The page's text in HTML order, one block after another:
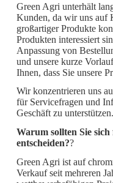
Green Agri unterhält
Kunden, da wir uns auf
großartiger Produkte
Produkten interessiert
Anpassung von
und unsere kurze
Ihnen, dass Sie unsere
Wir konzentrieren uns
für Servicefragen und
Geschäft zu unterstützen.
Warum sollten Sie
entscheiden??
Green Agri ist auf
Verkauf seit mehreren